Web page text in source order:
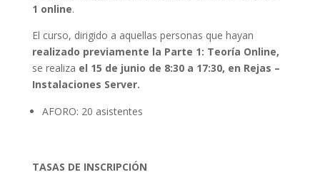
1 online.
El curso, dirigido a aquellas personas que hayan
realizado previamente la Parte 1: Teoría Online,
se realiza el 15 de junio de 8:30 a 17:30, en Rejas –
Instalaciones Server.
AFORO: 20 asistentes
TASAS DE INSCRIPCIÓN